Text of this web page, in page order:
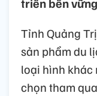
triển bền vững
Tỉnh Quảng
sản phẩm du
loại hình khác
chọn tham